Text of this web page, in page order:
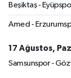
Beşiktaş -
Amed -
17 Ağustos,
Samsunspor -